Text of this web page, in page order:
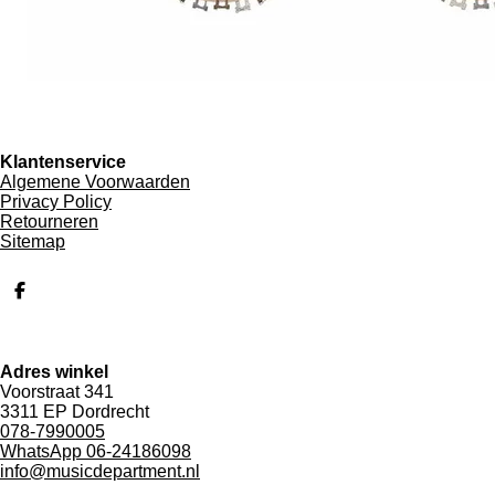
Klantenservice
Algemene Voorwaarden
Privacy Policy
Retourneren
Sitemap
D
n
Adres winkel
Voorstraat 341
3311 EP Dordrecht
078-7990005
WhatsApp 06-24186098
info@musicdepartment.nl